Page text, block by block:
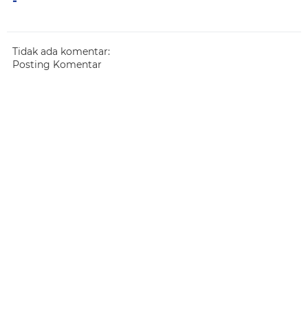
Tidak ada komentar:
Posting Komentar